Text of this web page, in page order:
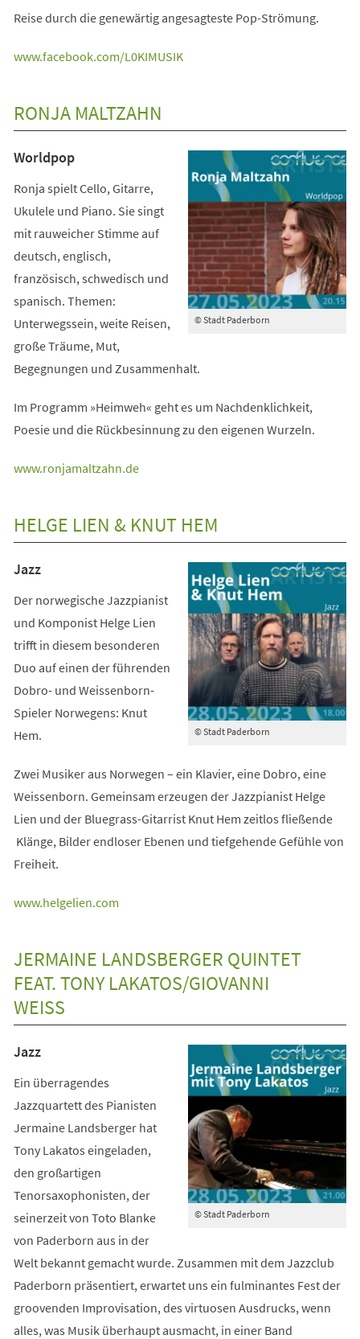
Reise durch die genewärtig angesagteste Pop-Strömung.
www.facebook.com/L0KIMUSIK
(Öffnet
neuen
RONJA MALTZAHN
© Stadt Paderborn
Worldpop
Ronja spielt Cello, Gitarre,
Ukulele und Piano. Sie singt
mit rauweicher Stimme auf
deutsch, englisch,
französisch, schwedisch und
spanisch. Themen:
Unterwegssein, weite Reisen,
große Träume, Mut,
Begegnungen und Zusammenhalt.
Im Programm »Heimweh« geht es um Nachdenklichkeit,
Poesie und die Rückbesinnung zu den eigenen Wurzeln.
www.ronjamaltzahn.de
(Öffnet
neuen
HELGE LIEN & KNUT HEM
© Stadt Paderborn
Jazz
Der norwegische Jazzpianist
und Komponist Helge Lien
trifft in diesem besonderen
Duo auf einen der führenden
Dobro- und Weissenborn-
Spieler Norwegens: Knut
Hem.
Zwei Musiker aus Norwegen – ein Klavier, eine Dobro, eine
Weissenborn. Gemeinsam erzeugen der Jazzpianist Helge
Lien und der Bluegrass-Gitarrist Knut Hem zeitlos fließende
Klänge, Bilder endloser Ebenen und tiefgehende Gefühle von
Freiheit.
www.helgelien.com
(Öffnet
neuen
Tab)
JERMAINE LANDSBERGER QUINTET
FEAT. TONY LAKATOS/GIOVANNI
WEISS
© Stadt Paderborn
Jazz
Ein überragendes
Jazzquartett des Pianisten
Jermaine Landsberger hat
Tony Lakatos eingeladen,
den großartigen
Tenorsaxophonisten, der
seinerzeit von Toto Blanke
von Paderborn aus in der
Welt bekannt gemacht wurde. Zusammen mit dem Jazzclub
Paderborn präsentiert, erwartet uns ein fulminantes Fest der
groovenden Improvisation, des virtuosen Ausdrucks, wenn
alles, was Musik überhaupt ausmacht, in einer Band